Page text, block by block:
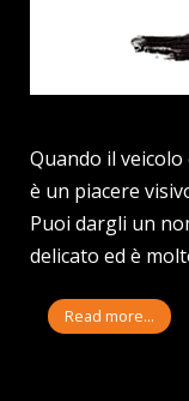
Quando il
è un piacere
Puoi dargli un
delicato ed è
Read more...